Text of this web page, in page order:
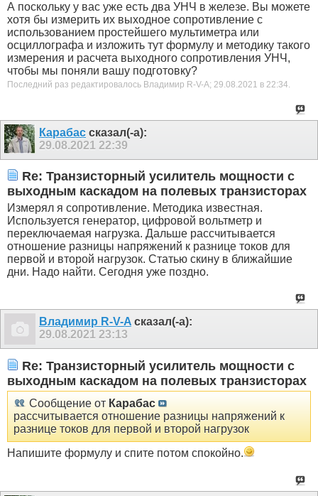
А поскольку у вас уже есть два УНЧ в железе. Вы можете
хотя бы измерить их выходное сопротивление c
использованием простейшего мультиметра или
осциллографа и изложить тут формулу и методику такого
измерения и расчета выходного сопротивления УНЧ,
чтобы мы поняли вашу подготовку?
Последний раз редактировалось Владимир R-V-A; 29.08.2021 в 22:34.
Карабас сказал(-а):
29.08.2021 22:39
Re: Транзисторный усилитель мощности с
выходным каскадом на полевых транзисторах
Измерял я сопротивление. Методика известная.
Используется генератор, цифровой вольтметр и
переключаемая нагрузка. Дальше рассчитывается
отношение разницы напряжений к разнице токов для
первой и второй нагрузок. Статью скину в ближайшие
дни. Надо найти. Сегодня уже поздно.
Владимир R-V-A сказал(-а):
29.08.2021 23:13
Re: Транзисторный усилитель мощности с
выходным каскадом на полевых транзисторах
Сообщение от Карабас
рассчитывается отношение разницы напряжений к
разнице токов для первой и второй нагрузок
Напишите формулу и спите потом спокойно.